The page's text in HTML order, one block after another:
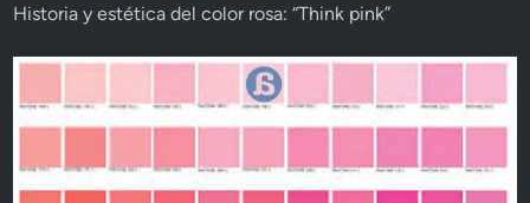
Historia y estética del color rosa: “Think pink”